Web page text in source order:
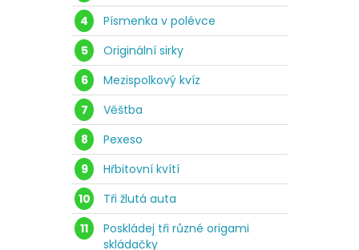
4
Písmenka v polévce
5
Originální sirky
6
Mezispolkový kvíz
7
Věštba
8
Pexeso
9
Hřbitovní kvítí
10
Tři žlutá auta
11
Poskládej tři různé origami
skládačky